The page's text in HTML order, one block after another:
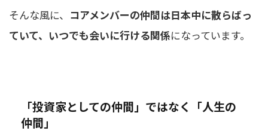
そんな風に、 コアメンバーの仲間は日本中に散らばっ
ていて、いつでも会いに行ける関係になっています。
「投資家としての仲間」ではなく「人生の
仲間」